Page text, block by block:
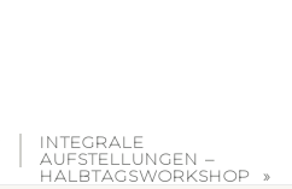
INTEGRALE
AUFSTELLUNGEN –
HALBTAGSWORKSHOP